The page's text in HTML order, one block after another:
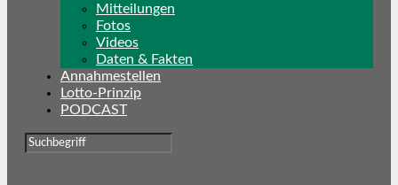
Mitteilungen
Fotos
Videos
Daten & Fakten
Annahmestellen
Lotto-Prinzip
PODCAST